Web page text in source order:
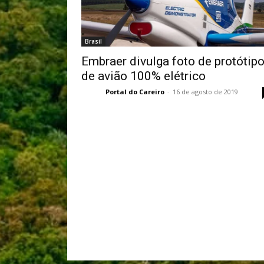
Brasil
Embraer divulga foto de protótipo
de avião 100% elétrico
Portal do Careiro - 16 de agosto de 2019